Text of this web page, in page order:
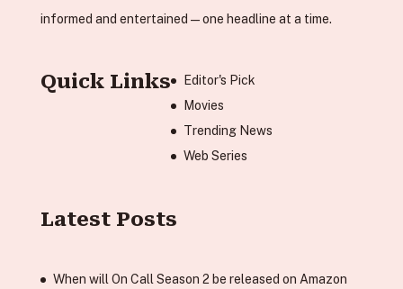
informed and entertained—one headline at a time.
Quick Links
Editor's Pick
Movies
Trending News
Web Series
Latest Posts
When will On Call Season 2 be released on Amazon